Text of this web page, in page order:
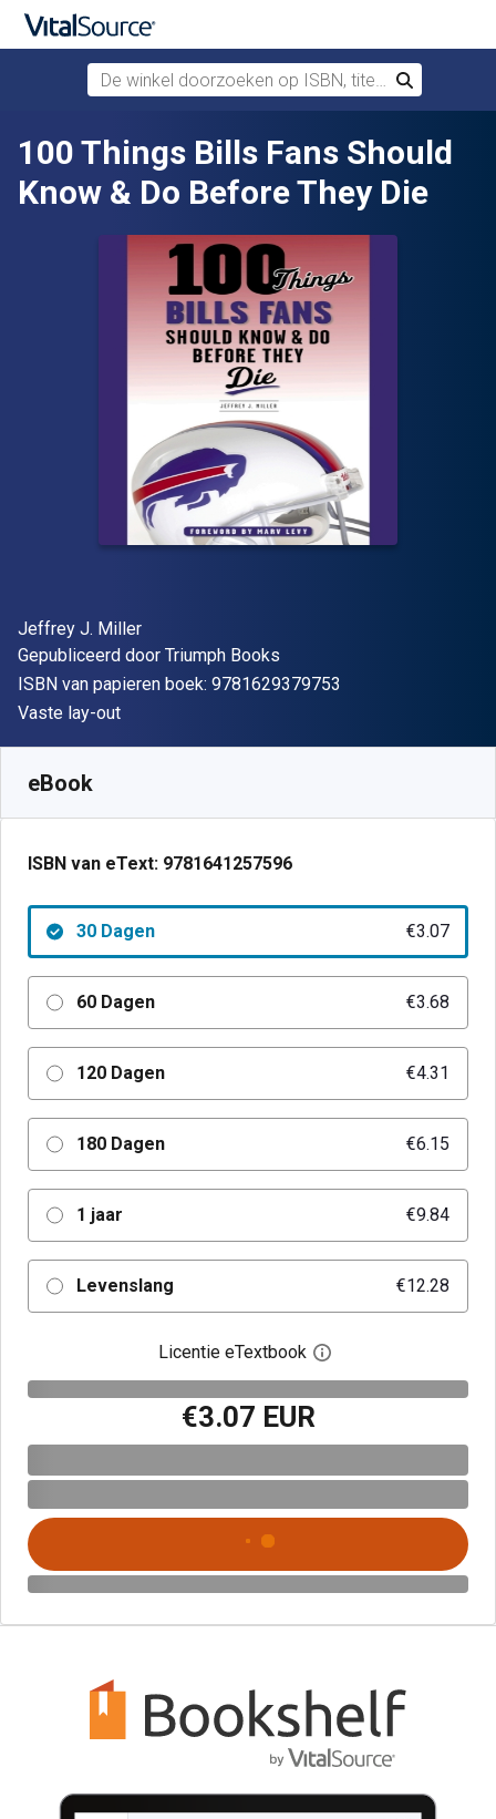
Verdergaan naar belangrijkste inhoud
De winkel doorzoeken op ISBN, titel of auteur
Zoek
100 Things Bills Fans Should
Know & Do Before They Die
Auteur(s)
Jeffrey J. Miller
Uitgever
Gepubliceerd door Triumph Books
ISBN van papieren boek: 9781629379753
Indeling
Vaste lay-out
eBook
ISBN van eText: 9781641257596
30 Dagen €3.07
60 Dagen €3.68
120 Dagen €4.31
180 Dagen €6.15
1 jaar €9.84
Levenslang €12.28
Licentie eTextbook Open het
€3.07 EUR